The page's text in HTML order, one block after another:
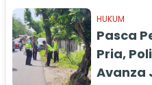
HUKUM
Pasca
Pria,
Avanza